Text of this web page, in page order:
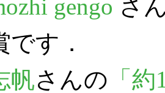
gengo さ
です．
帆さんの 「